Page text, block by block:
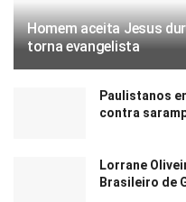
Homem aceita Jesus
torna evangelista
Paulistanos
contra
Lorrane
Brasileiro de